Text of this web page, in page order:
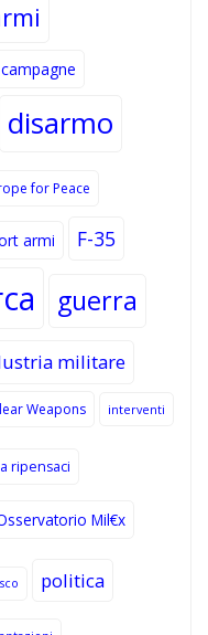
campagne
disarmo
for Peace
armi F-35
guerra
militare
Weapons interventi
ripensaci
Mil€x
politica